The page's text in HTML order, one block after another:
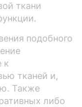
ткани
подобного
к
тканей и,
Также
либо